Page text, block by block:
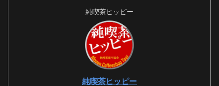
純喫茶ヒッピー
純喫茶ヒッピー